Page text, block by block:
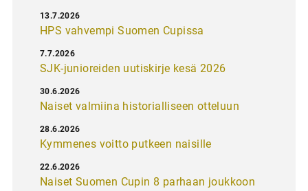
HPS vahvempi Suomen Cupissa
13.7.2026
SJK-junioreiden uutiskirje kesä 2026
7.7.2026
Naiset valmiina historialliseen otteluun
30.6.2026
Kymmenes voitto putkeen naisille
28.6.2026
Naiset Suomen Cupin 8 parhaan joukkoon
22.6.2026